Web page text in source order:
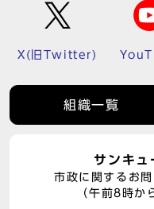
X(旧Twitter)
組織一覧
サンキュ
市政に関するお
（午前8時